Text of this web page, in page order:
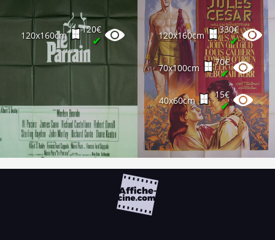
120x160cm
120€
✔ 120x160cm
330€
✔
70x100cm
70€
✔
40x60cm
15€
✔